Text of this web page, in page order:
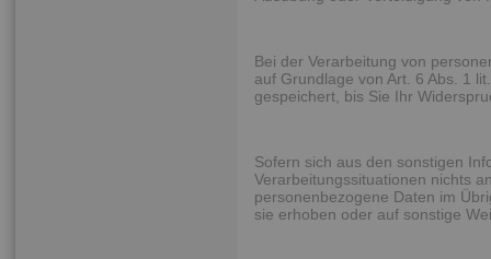
Bei der Verarbeitung von
auf Grundlage von Art. 6 Abs. 1
gespeichert, bis Sie Ihr
Sofern sich aus den sonstigen
Verarbeitungssituationen nichts
personenbezogene Daten im
sie erhoben oder auf sonstige